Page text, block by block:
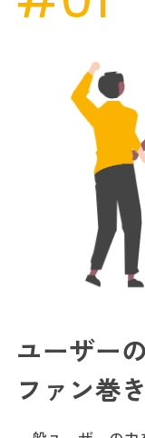
ユーザー
ファン巻